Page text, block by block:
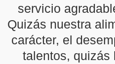
servicio
Quizás nuestra
carácter, el
talentos, quizás